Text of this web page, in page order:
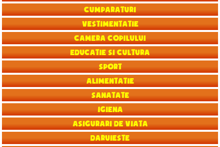
Cumparaturi
Vestimentatie
Camera copilului
Educatie si Cultura
Sport
Alimentatie
Sanatate
Igiena
Asigurari de viata
Daruieste